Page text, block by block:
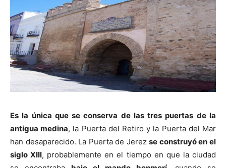
Es la única que se conserva de las tres puertas de la
antigua medina, la Puerta del Retiro y la Puerta del Mar
han desaparecido. La Puerta de Jerezse construyó en el
siglo XIII, probablemente en el tiempo en que la ciudad